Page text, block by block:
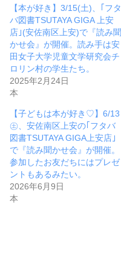
【本が好き】3/15(土)、｢フタ
バ図書TSUTAYA GIGA 上安
店｣(安佐南区上安)で『読み聞
かせ会』が開催。読み手は安
田女子大学児童文学研究会チ
ロリン村の学生たち。
2025年2月24日
本
【子どもは本が好き♡】6/13
㊏、安佐南区上安の｢フタバ
図書TSUTAYA GIGA上安店｣
で『読み聞かせ会』が開催。
参加したお友だちにはプレゼ
ントもあるみたい。
2026年6月9日
本